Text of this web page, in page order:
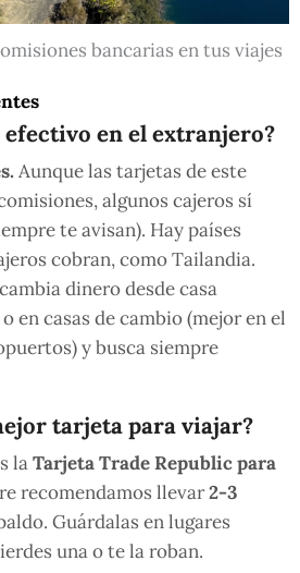
bancarias en tus viajes
efectivo en el extranjero?
Aunque las tarjetas de este
algunos cajeros sí
te avisan). Hay países
cobran, como Tailandia.
dinero desde casa
en casas de cambio (mejor en el
y busca siempre
tarjeta para viajar?
laTarjeta Trade Republic para
recomendamos llevar2-3
Guárdalas en lugares
una o te la roban.